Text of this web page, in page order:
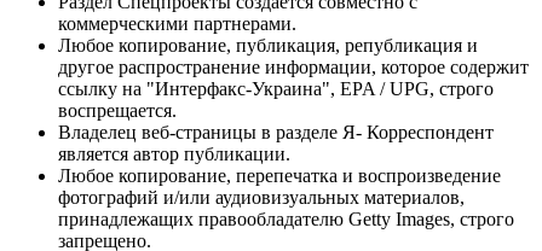
коммерческими партнерами.
Любое копирование, публикация, републикация и
другое распространение информации, которое содержит
ссылку на "Интерфакс-Украина", EPA / UPG, строго
воспрещается.
Владелец веб-страницы в разделе Я- Корреспондент
является автор публикации.
Любое копирование, перепечатка и воспроизведение
фотографий и/или аудиовизуальных материалов,
принадлежащих правообладателю Getty Images, строго
запрещено.